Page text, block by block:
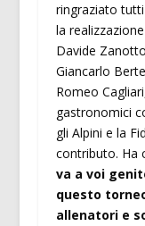
ringraziato
la
Davide
Giancarlo
Romeo
gastronomici
gli Alpini e la
contributo. Ha
va a voi
questo
allenatori e